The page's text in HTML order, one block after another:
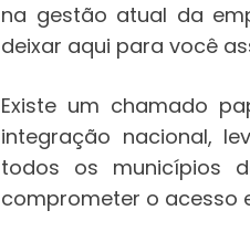
na gestão atual da
deixar aqui para você
Existe um chamado
integração nacional,
todos os municípios
comprometer o acesso